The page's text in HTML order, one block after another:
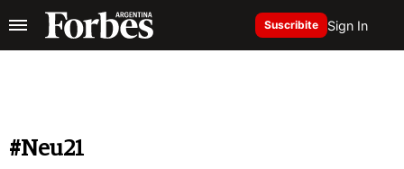
Suscribite Sign In
#Neu21